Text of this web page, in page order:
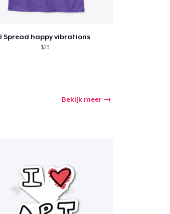
I Spread happy vibrations
$23
Bekijk meer